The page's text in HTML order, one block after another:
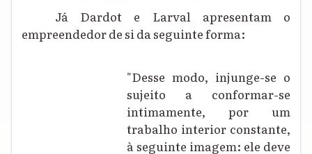
Já Dardot e Larval apresentam o
empreendedor de si da seguinte forma:
"Desse modo, injunge-se o
sujeito a conformar-se
intimamente, por um
trabalho interior constante,
à seguinte imagem: ele deve